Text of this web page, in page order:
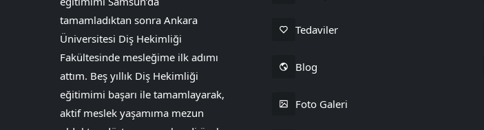
tamamladıktan sonra Ankara
Üniversitesi Diş Hekimliği
Fakültesinde mesleğime ilk adımı
attım. Beş yıllık Diş Hekimliği
eğitimimi başarı ile tamamlayarak,
aktif meslek yaşamıma mezun
Tedaviler
Blog
Foto Galeri
Filiz Kolbakır